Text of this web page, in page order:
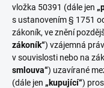
vložka 50391 (dále jen
s ustanovením § 1751
zákoník, ve znění
zákoník“) vzájemná
v souvislosti nebo na
smlouva“) uzavírané
(dále jen „kupující“)